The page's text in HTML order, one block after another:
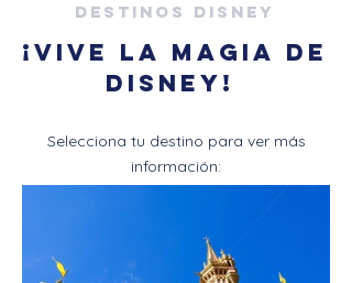
Destinos Disney
¡Vive la magia de
disney!
Selecciona tu destino para ver más
información: